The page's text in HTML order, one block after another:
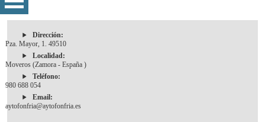
Dirección:
Pza. Mayor, 1. 49510
Localidad:
Moveros (Zamora - España )
Teléfono:
980 688 054
Email:
aytofonfria@aytofonfria.es